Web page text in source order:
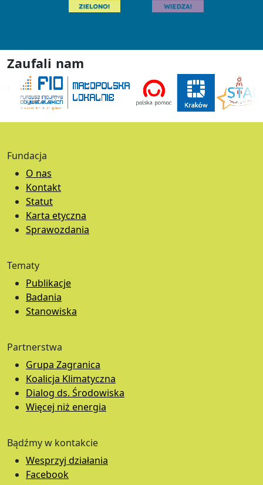
Zaufali nam
Fundacja
O nas
Kontakt
Statut
Karta etyczna
Sprawozdania
Tematy
Publikacje
Badania
Stanowiska
Partnerstwa
Grupa Zagranica
Koalicja Klimatyczna
Dialog ds. Środowiska
Więcej niż energia
Bądźmy w kontakcie
Wesprzyj działania
Facebook